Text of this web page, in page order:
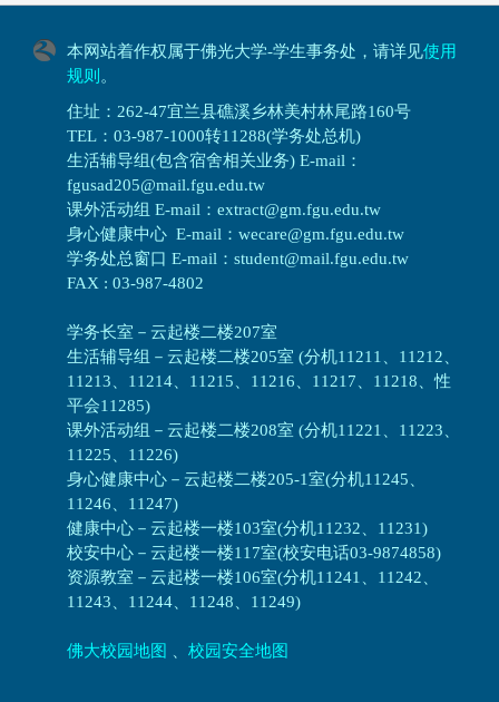
本网站着作权属于佛光大学-学生事务处，请详见使用
规则 。
住址：262-47宜兰县礁溪乡林美村林尾路160号
TEL：03-987-1000转11288(学务处总机)
生活辅导组(包含宿舍相关业务) E-mail：
fgusad205@mail.fgu.edu.tw
课外活动组 E-mail：extract@gm.fgu.edu.tw
身心健康中心 E-mail：wecare@gm.fgu.edu.tw
学务处总窗口 E-mail：student@mail.fgu.edu.tw
FAX : 03-987-4802
学务长室－云起楼二楼207室
生活辅导组 － 云起楼二楼205室 (分机11211、11212、
11213、11214、11215、11216、11217、11218、性
平会11285)
课外活动组 － 云起楼二楼208室 (分机11221、11223、
11225、11226)
身心健康中心 － 云起楼二楼205-1室(分机11245、
11246、11247)
健康中心－ 云起楼一楼103室(分机11232、11231)
校安中心－ 云起楼一楼117室(校安电话03-9874858)
资源教室 － 云起楼一楼106室(分机11241、11242、
11243、11244、11248、11249)
佛大校园地图 校园安全地图